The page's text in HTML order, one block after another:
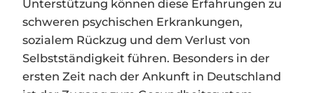
Unterstützung können diese Erfahrungen zu
schweren psychischen Erkrankungen,
sozialem Rückzug und dem Verlust von
Selbstständigkeit führen. Besonders in der
ersten Zeit nach der Ankunft in Deutschland